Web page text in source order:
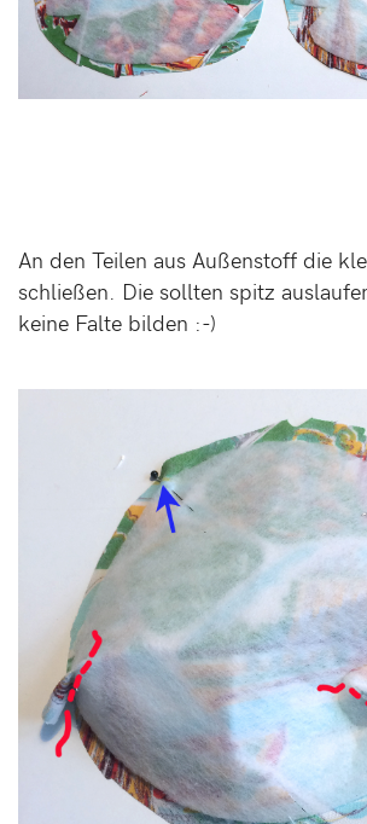
An den Teilen aus Außenstoff die
schließen. Die sollten spitz
keine Falte bilden :-)